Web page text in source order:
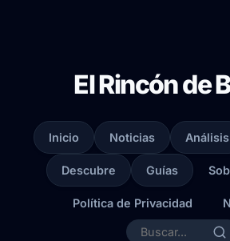
El Rincón de
Inicio Noticias Análisis
Descubre Guías
Política de Privacidad